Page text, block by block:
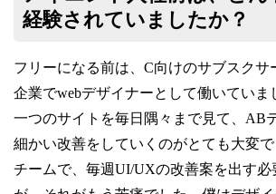
経験されていましたか？
フリーになる前は、C向けのサブスクサ
企業でwebデザイナーとして働いていま
一つのサイトを毎日隅々まで見て、AB
細かい改善をしていくのがとても大変で
チームで、 毎週UI/UXの改善案を出す必